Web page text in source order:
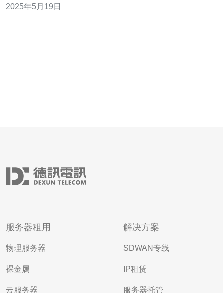
靠：香港地理位置优越，网络连接稳定，适合国内外用户
2025年5月19日
服务器租用
物理服务器
裸金属
云服务器
解决方案
SDWAN专线
IP租赁
服务器托管